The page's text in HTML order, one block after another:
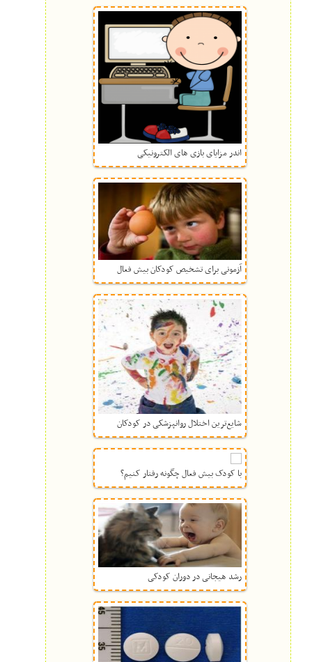
اندر مزایای بازی های الکترونیکی
آزمونی برای تشخیص کودکان بیش فعال
شایع‌ترین اختلال روانپزشکی در کودکان
با کودک بیش فعال چگونه رفتار کنیم؟
رشد هیجانی در دوران کودکی